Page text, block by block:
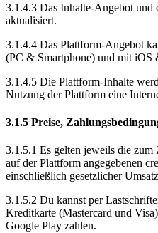
3.1.4.3 Das Inhalte-Angebot und
aktualisiert.
3.1.4.4 Das Plattform-Angebot
(PC & Smartphone) und mit iOS
3.1.4.5 Die Plattform-Inhalte
Nutzung der Plattform eine
3.1.5 Preise,
3.1.5.1 Es gelten jeweils die zum
auf der Plattform angegebenen
einschließlich gesetzlicher
3.1.5.2 Du kannst per
Kreditkarte (Mastercard und
Google Play zahlen.